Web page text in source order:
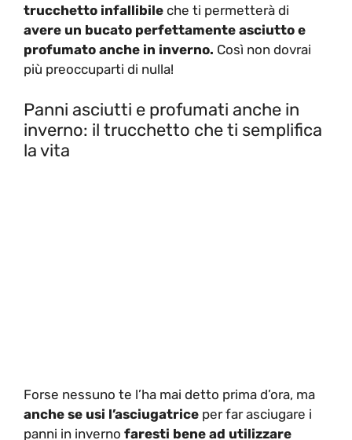
trucchetto infallibile che ti permetterà di
avere un bucato perfettamente asciutto e
profumato anche in inverno. Così non dovrai
più preoccuparti di nulla!
Panni asciutti e profumati anche in
inverno: il trucchetto che ti semplifica
la vita
Forse nessuno te l’ha mai detto prima d’ora, ma
anche se usi l’asciugatrice per far asciugare i
panni in inverno faresti bene ad utilizzare